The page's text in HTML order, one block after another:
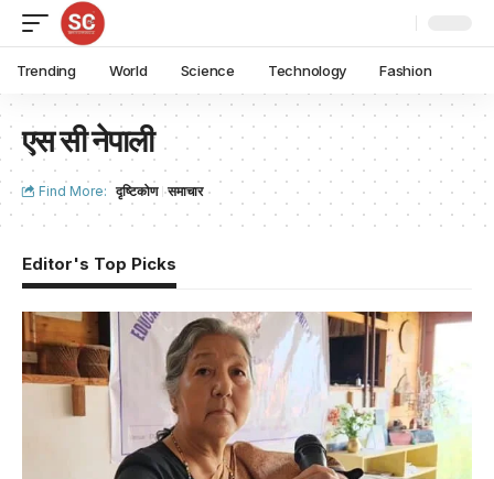
Trending World Science Technology Fashion
एस सी नेपाली
Find More: दृष्टिकोण समाचार
Editor's Top Picks